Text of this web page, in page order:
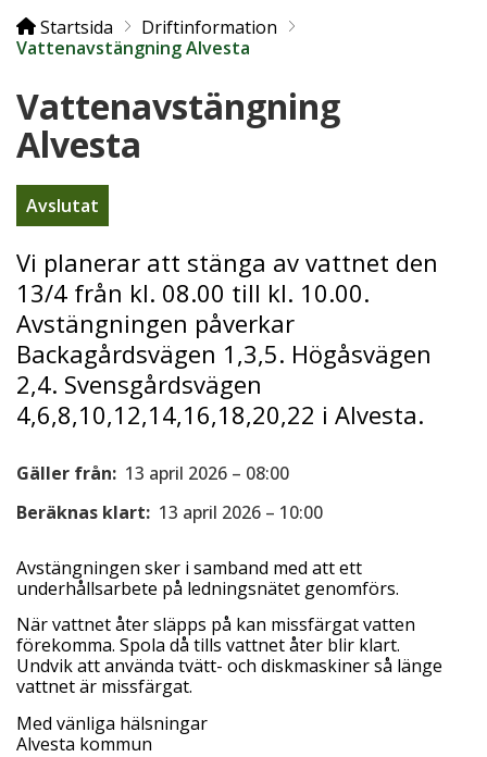
Startsida
Driftinformation
Vattenavstängning Alvesta
Vattenavstängning
Alvesta
Avslutat
Vi planerar att stänga av vattnet den
13/4 från kl. 08.00 till kl. 10.00.
Avstängningen påverkar
Backagårdsvägen 1,3,5. Högåsvägen
2,4. Svensgårdsvägen
4,6,8,10,12,14,16,18,20,22 i Alvesta.
Gäller från: 13 april 2026 – 08:00
Beräknas klart: 13 april 2026 – 10:00
Avstängningen sker i samband med att ett
underhållsarbete på ledningsnätet genomförs.
När vattnet åter släpps på kan missfärgat vatten
förekomma. Spola då tills vattnet åter blir klart.
Undvik att använda tvätt- och diskmaskiner så länge
vattnet är missfärgat.
Med vänliga hälsningar
Alvesta kommun